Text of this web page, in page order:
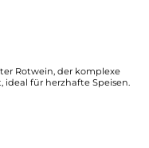
Rotwein, der komplexe
für herzhafte Speisen.